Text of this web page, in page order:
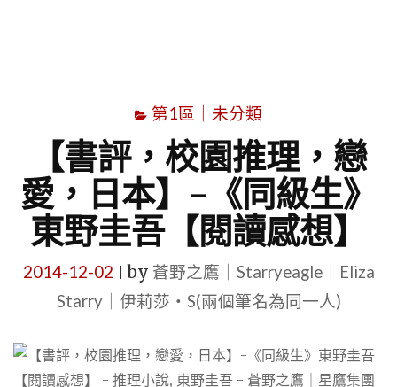
第1區｜未分類
【書評，校園推理，戀
愛，日本】–《同級生》
東野圭吾【閱讀感想】
2014-12-02 by 蒼野之鷹｜Starryeagle｜Eliza
Starry｜伊莉莎・S(兩個筆名為同一人)